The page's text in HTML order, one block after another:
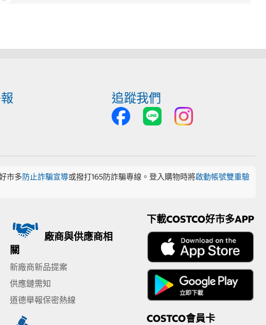
追蹤我們
市多防止詐騙宣導或撥打165防詐騙專線。登入購物時將啟動帳號雙重驗
廠商與供應商相
關
新廠商新品提案
供應鏈需知
道德舉報保密熱線
下載COSTCO好市多APP
COSTCO會員卡